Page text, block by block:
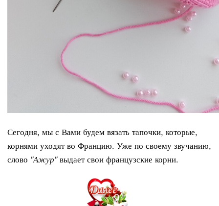
Сегодня, мы с Вами будем вязать тапочки, которые,
корнями уходят во Францию. Уже по своему звучанию,
слово "Ажур"выдает свои французские корни.